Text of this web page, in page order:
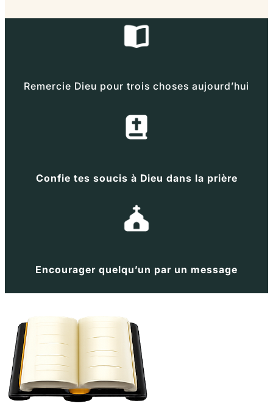
Remercie Dieu pour trois choses aujourd’hui
Confie tes soucis à Dieu dans la prière
Encourager quelqu’un par un message